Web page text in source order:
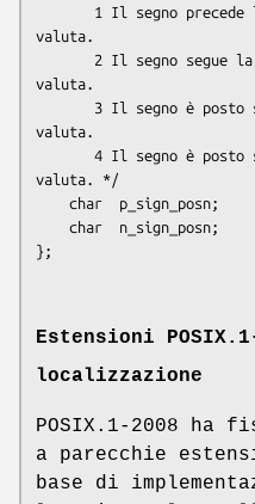
valuta.
valuta.
valuta.
valuta. */
Estensioni
localizzazione
POSIX.1-2008 ha
a parecchie
base di